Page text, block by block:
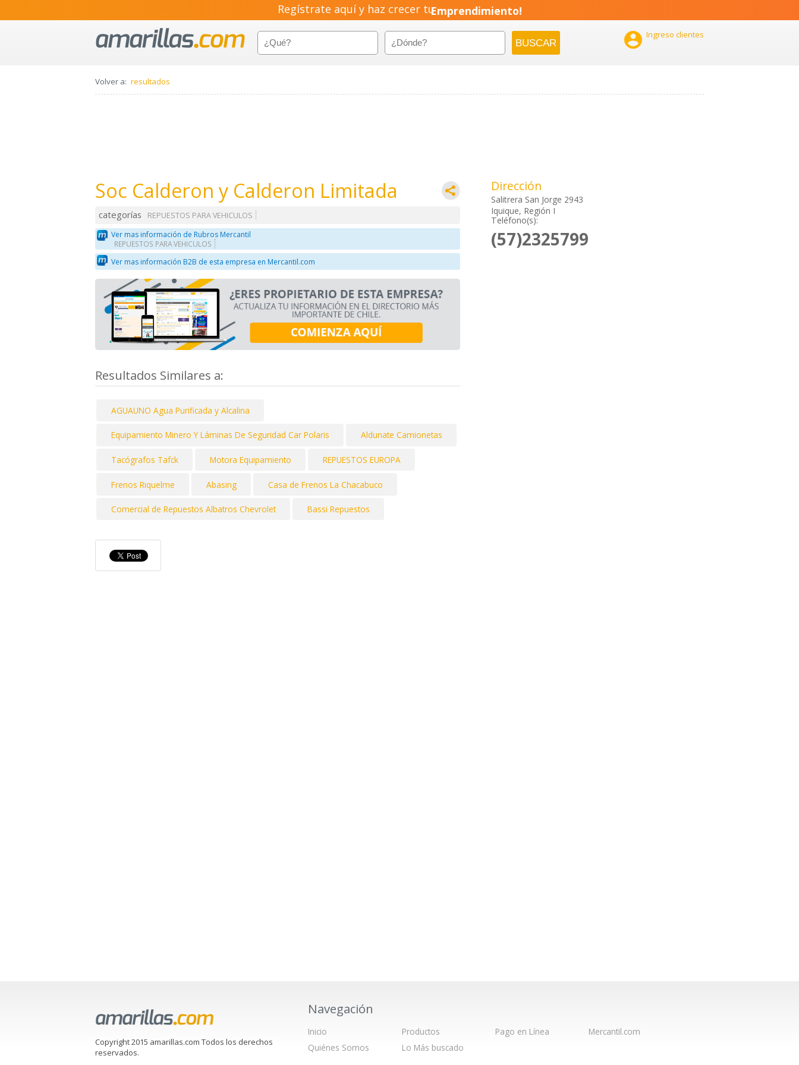
Regístrate aquí y haz crecer tuEmprendimiento!
 Ingreso clientes
Volver a: resultados
Soc Calderon y Calderon Limitada
categorías
REPUESTOS PARA VEHICULOS
Ver mas información de Rubros Mercantil
REPUESTOS PARA VEHICULOS
Ver mas información B2B de esta empresa en Mercantil.com
Resultados Similares a:
AGUAUNO Agua Purificada y Alcalina
Equipamiento Minero Y Láminas De Seguridad Car Polaris Aldunate Camionetas
Tacógrafos Tafck Motora Equipamiento REPUESTOS EUROPA
Frenos Riquelme Abasing Casa de Frenos La Chacabuco
Comercial de Repuestos Albatros Chevrolet Bassi Repuestos
Dirección
Salitrera San Jorge 2943
Iquique, Región I
Teléfono(s):
(57)2325799
Copyright 2015 amarillas.com Todos los derechos
reservados.
Navegación
Inicio
Quiénes Somos
Productos
Lo Más buscado
Pago en Línea Mercantil.com